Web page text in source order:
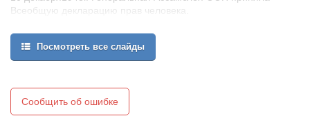
Всеобщую декларацию прав человека.
ООН - это международная организация объединенных наций,
призванная обеспечивать мир и защиту прав человека.
Посмотреть все слайды
Сообщить об ошибке